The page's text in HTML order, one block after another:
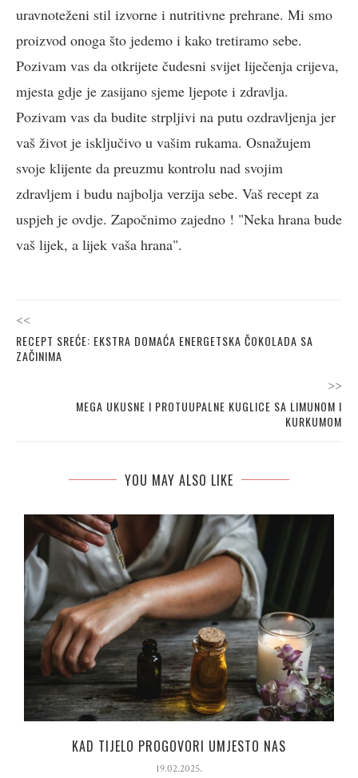
uravnoteženi stil izvorne i nutritivne prehrane. Mi smo
proizvod onoga što jedemo i kako tretiramo sebe.
Pozivam vas da otkrijete čudesni svijet liječenja crijeva,
mjesta gdje je zasijano sjeme ljepote i zdravlja.
Pozivam vas da budite strpljivi na putu ozdravljenja jer
vaš život je isključivo u vašim rukama. Osnažujem
svoje klijente da preuzmu kontrolu nad svojim
zdravljem i budu najbolja verzija sebe. Vaš recept za
uspjeh je ovdje. Započnimo zajedno ! "Neka hrana bude
vaš lijek, a lijek vaša hrana".
<<
RECEPT SREĆE: EKSTRA DOMAĆA ENERGETSKA ČOKOLADA SA
ZAČINIMA
>>
MEGA UKUSNE I PROTUUPALNE KUGLICE SA LIMUNOM I
KURKUMOM
YOU MAY ALSO LIKE
KAD TIJELO PROGOVORI UMJESTO NAS
19.02.2025.